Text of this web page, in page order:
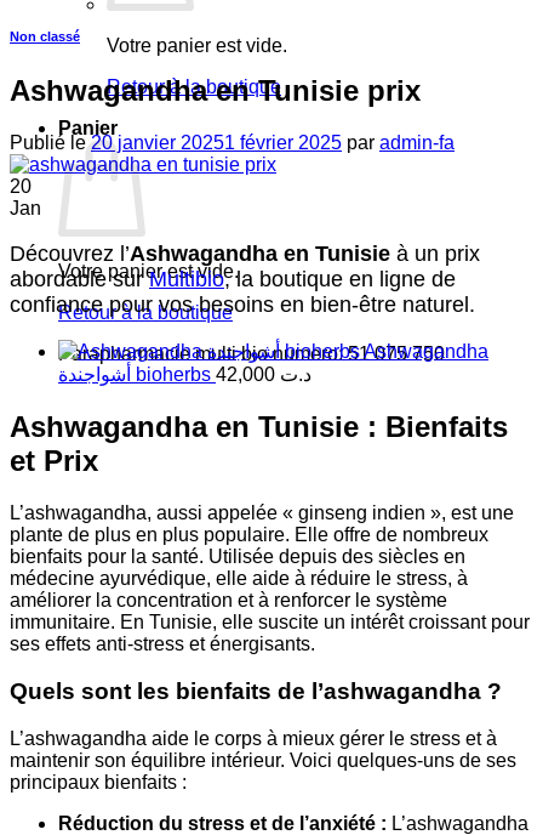
Votre panier est vide.
Retour à la boutique
Panier
Votre panier est vide.
Retour à la boutique
Parapharmacie multi bio numero: 51 075 750
Non classé
Ashwagandha en Tunisie prix
Publié le20 janvier 20251 février 2025 par admin-fa
20
Jan
Découvrez l’Ashwagandha en Tunisie à un prix
abordable surMultibio, la boutique en ligne de
confiance pour vos besoins en bien-être naturel.
Ashwagandha
أشواجندة bioherbs
د.ت
Ashwagandha en Tunisie : Bienfaits
et Prix
L’ashwagandha, aussi appelée « ginseng indien », est une
plante de plus en plus populaire. Elle offre de nombreux
bienfaits pour la santé. Utilisée depuis des siècles en
médecine ayurvédique, elle aide à réduire le stress, à
améliorer la concentration et à renforcer le système
immunitaire. En Tunisie, elle suscite un intérêt croissant pour
ses effets anti-stress et énergisants.
Quels sont les bienfaits de l’ashwagandha ?
L’ashwagandha aide le corps à mieux gérer le stress et à
maintenir son équilibre intérieur. Voici quelques-uns de ses
principaux bienfaits :
Réduction du stress et de l’anxiété : L’ashwagandha